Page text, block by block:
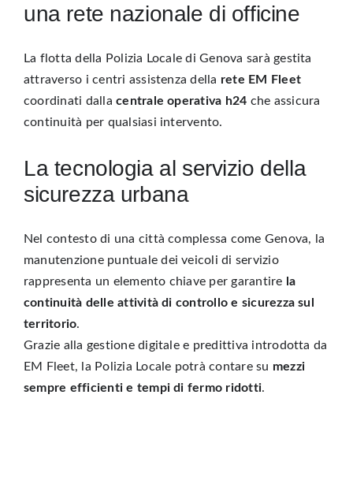
una rete nazionale di officine
La flotta della Polizia Locale di Genova sarà gestita
attraverso i centri assistenza della rete EM Fleet
coordinati dallacentrale operativa h24 che assicura
continuità per qualsiasi intervento.
La tecnologia al servizio della
sicurezza urbana
Nel contesto di una città complessa come Genova, la
manutenzione puntuale dei veicoli di servizio
rappresenta un elemento chiave per garantire la
continuità delle attività di controllo e sicurezza sul
territorio.
Grazie alla gestione digitale e predittiva introdotta da
EM Fleet, la Polizia Locale potrà contare su mezzi
sempre efficienti e tempi di fermo ridotti.